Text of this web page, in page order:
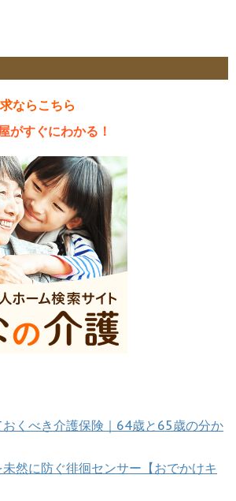
ならこちら
がすぐにわかる！
くべき介護保険｜64歳と65歳の分か
然に防ぐ徘徊センサー【おでかけキ